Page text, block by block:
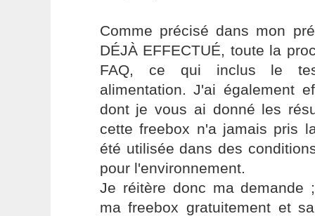
Comme précisé dans mon
DÉJÀ EFFECTUÉ, toute la
FAQ, ce qui inclus le
alimentation. J'ai également
dont je vous ai donné les
cette freebox n'a jamais pris
été utilisée dans des
pour l'environnement.
Je réitère donc ma demande
ma freebox gratuitement et